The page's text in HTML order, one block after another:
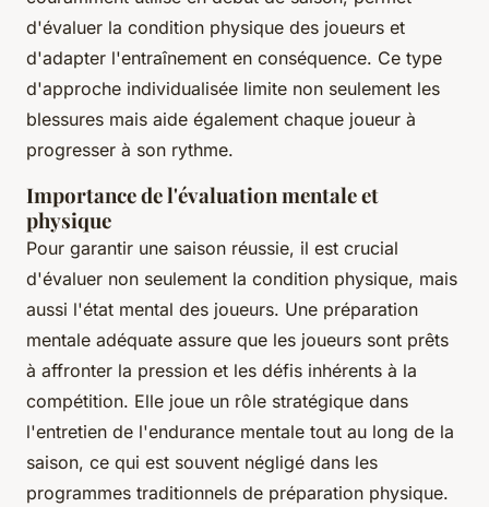
d'évaluer la condition physique des joueurs et
d'adapter l'entraînement en conséquence. Ce type
d'approche individualisée limite non seulement les
blessures mais aide également chaque joueur à
progresser à son rythme.
Importance de l'évaluation mentale et
physique
Pour garantir une saison réussie, il est crucial
d'évaluer non seulement la condition physique, mais
aussi l'état mental des joueurs. Une préparation
mentale adéquate assure que les joueurs sont prêts
à affronter la pression et les défis inhérents à la
compétition. Elle joue un rôle stratégique dans
l'entretien de l'endurance mentale tout au long de la
saison, ce qui est souvent négligé dans les
programmes traditionnels de préparation physique.